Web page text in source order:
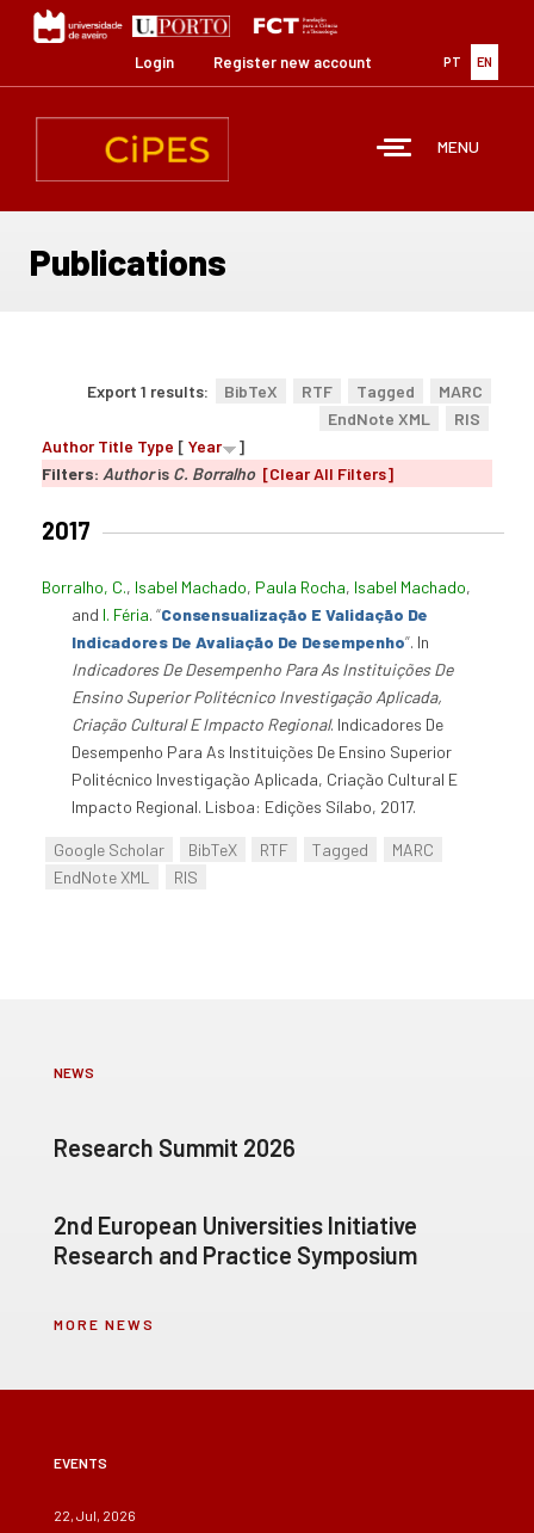
content
PT EN
Login Register new account
MENU
Publications
Export 1 results: BibTeX RTF Tagged
MARC
EndNote XML
RIS
Author Title Type [ Year
]
Filters: Authoris C. Borralho [Clear All Filters]
2017
Borralho, C., Isabel Machado, Paula Rocha, Isabel Machado,
and I. Féria. “Consensualização E Validação De
Indicadores De Avaliação De Desempenho”. In
Indicadores De Desempenho Para As Instituições De
Ensino Superior Politécnico Investigação Aplicada,
Criação Cultural E Impacto Regional. Indicadores De
Desempenho Para As Instituições De Ensino Superior
Politécnico Investigação Aplicada, Criação Cultural E
Impacto Regional. Lisboa: Edições Sílabo, 2017.
Google Scholar BibTeX RTF Tagged
MARC
EndNote XML
RIS
NEWS
Research Summit 2026
2nd European Universities Initiative
Research and Practice Symposium
MORE NEWS
EVENTS
22, Jul, 2026